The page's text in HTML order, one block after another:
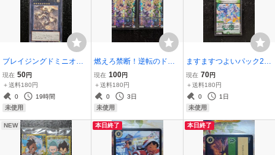
ブレイジングドミニオン2
枚セット◆黒智天至イリ
スフィールBLZD-JP048
ヘルヴィダム◆レアR遊戯
王OCGデュエルモンスタ
現在 50円
＋送料180円
0
19時間
未使用
燃えろ禁断！逆転のドギ
ラゴン革命4枚セット◆零
黒の絆DM26RP2VR5マス
ターオブビトレイヤル◆
デュエルマスターズアウ
現在 100円
＋送料180円
0
3日
未使用
ますますつよいパック25
の援軍3枚◆超神羅ギャラ
クシーデスティニーDM26
EX1VRガイアコマンドル
ナーズサンガイザー◆デ
現在 70円
＋送料180円
0
1日
未使用
NEW 本日終了 本日終了